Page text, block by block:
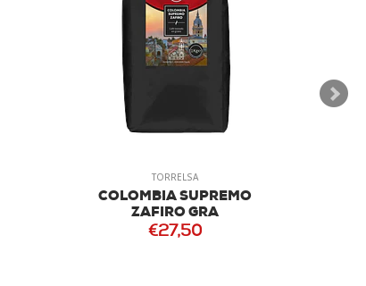
TORRELSA
COLOMBIA SUPREMO
ZAFIRO GRA
€27,50